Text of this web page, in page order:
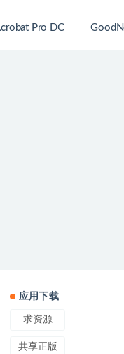
Pro DC
应用下载
求资源
共享正版